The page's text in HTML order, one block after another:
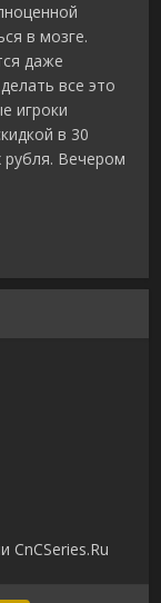
в мозге.
даже
все это
игроки
в 30
рубля. Вечером
CnCSeries.Ru